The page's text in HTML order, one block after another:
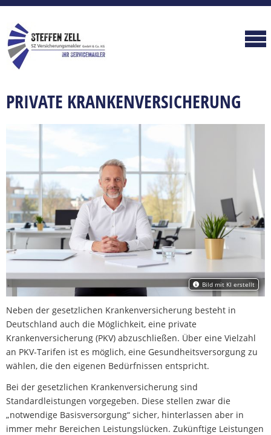
PRIVATE KRANKENVERSICHERUNG
Bild mit KI erstellt
Neben der gesetzlichen Krankenversicherung besteht in
Deutschland auch die Möglichkeit, eine private
Krankenversicherung (PKV) abzuschließen. Über eine Vielzahl
an PKV-Tarifen ist es möglich, eine Gesundheitsversorgung zu
wählen, die den eigenen Bedürfnissen entspricht.
Bei der gesetzlichen Krankenversicherung sind
Standardleistungen vorgegeben. Diese stellen zwar die
„notwendige Basisversorgung“ sicher, hinterlassen aber in
immer mehr Bereichen Leistungslücken. Zukünftige Leistungen